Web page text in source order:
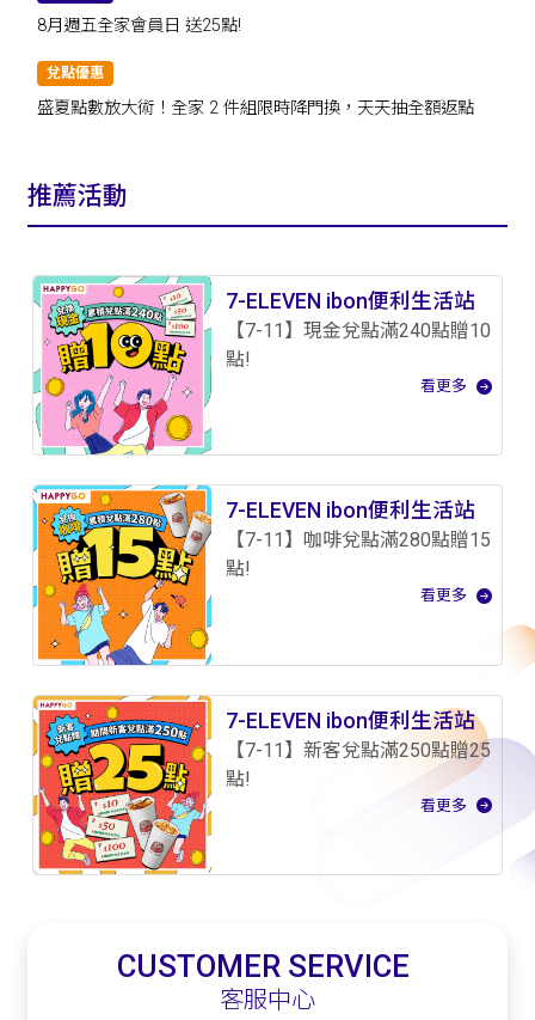
8月週五全家會員日 送25點!
兌點優惠
盛夏點數放大術！全家 2 件組限時降門換，天天抽全額返點
推薦活動
7-ELEVEN ibon便利生活站
【7-11】現金兌點滿240點贈10
點!
看更多
7-ELEVEN ibon便利生活站
【7-11】咖啡兌點滿280點贈15
點!
看更多
7-ELEVEN ibon便利生活站
【7-11】新客兌點滿250點贈25
點!
看更多
CUSTOMER SERVICE
客服中心